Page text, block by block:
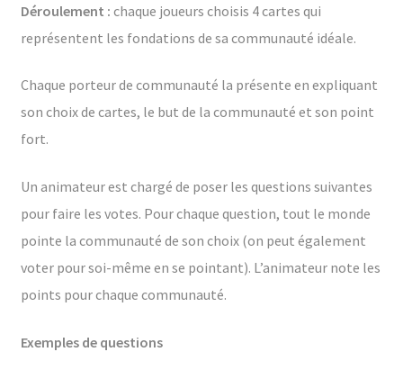
Déroulement : chaque joueurs choisis 4 cartes qui
représentent les fondations de sa communauté idéale.
Chaque porteur de communauté la présente en expliquant
son choix de cartes, le but de la communauté et son point
fort.
Un animateur est chargé de poser les questions suivantes
pour faire les votes. Pour chaque question, tout le monde
pointe la communauté de son choix (on peut également
voter pour soi-même en se pointant). L’animateur note les
points pour chaque communauté.
Exemples de questions